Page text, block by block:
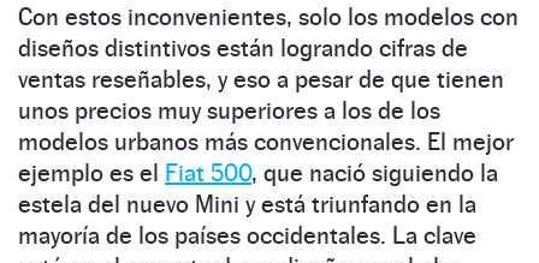
Con estos inconvenientes, solo los modelos con
diseños distintivos están logrando cifras de
ventas reseñables, y eso a pesar de que tienen
unos precios muy superiores a los de los
modelos urbanos más convencionales. El mejor
ejemplo es el Fiat 500, que nació siguiendo la
estela del nuevo Mini y está triunfando en la
mayoría de los países occidentales. La clave